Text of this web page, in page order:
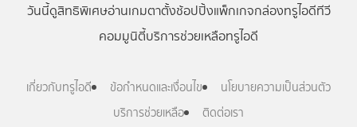
วันนี้ดูสิทธิพิเศษอ่านเกมตาตั้งช้อปปิ้งแพ็กเกจกล่องทรูไอดีทีวี
คอมมูนิตี้บริการช่วยเหลือทรูไอดี
เกี่ยวกับทรูไอดี ข้อกำหนดและเงื่อนไข
นโยบายความเป็นส่วนตัว
บริการช่วยเหลือ
ติดต่อเรา